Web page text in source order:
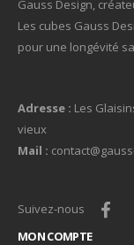
Gauss Design,
Les cubes Gauss
pour une longévité
Adresse : Les
vieux
Mail :
Suivez-nous
MON COMPTE